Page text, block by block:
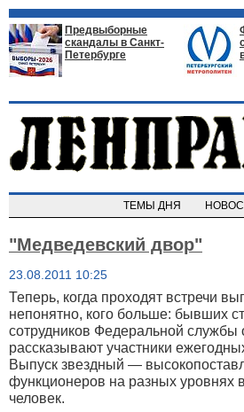
Предвыборные
скандалы в Санкт-
Петербурге
ТЕМЫ ДНЯ
"Медведевский двор"
23.08.2011 10:25
Теперь, когда проходят встречи
непонятно, кого больше: бывших
сотрудников Федеральной службы
рассказывают участники
Выпуск звездный —
функционеров на разных уровнях
человек.